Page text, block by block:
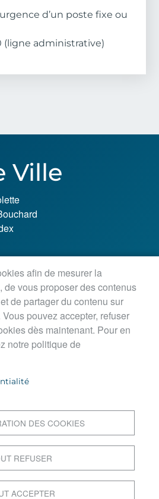
d’un poste fixe ou
(ligne administrative)
Ville
12h / 13h30-18h
18h45
PAGE
afin de mesurer la
de vous proposer des contenus
de partager du contenu sur
pouvez accepter, refuser
dès maintenant. Pour en
notre politique de
DES COOKIES
REFUSER
ACCEPTER